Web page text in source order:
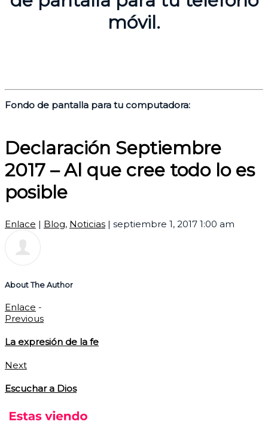
móvil.
Fondo de pantalla para tu computadora:
Declaración Septiembre
2017 – Al que cree todo lo es
posible
Enlace | Blog, Noticias | septiembre 1, 2017 1:00 am
About The Author
Enlace -
Previous
La expresión de la fe
Next
Escuchar a Dios